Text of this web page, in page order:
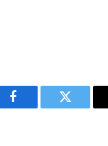
Facebook Twitter